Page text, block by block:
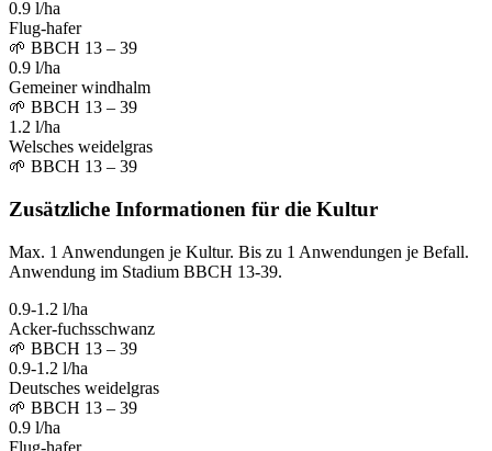
0.9 l/ha
Flug-hafer
🌱 BBCH 13 – 39
0.9 l/ha
Gemeiner windhalm
🌱 BBCH 13 – 39
1.2 l/ha
Welsches weidelgras
🌱 BBCH 13 – 39
Zusätzliche Informationen für die Kultur
Max. 1 Anwendungen je Kultur. Bis zu 1 Anwendungen je Befall.
Anwendung im Stadium BBCH 13-39.
0.9-1.2 l/ha
Acker-fuchsschwanz
🌱 BBCH 13 – 39
0.9-1.2 l/ha
Deutsches weidelgras
🌱 BBCH 13 – 39
0.9 l/ha
Flug-hafer